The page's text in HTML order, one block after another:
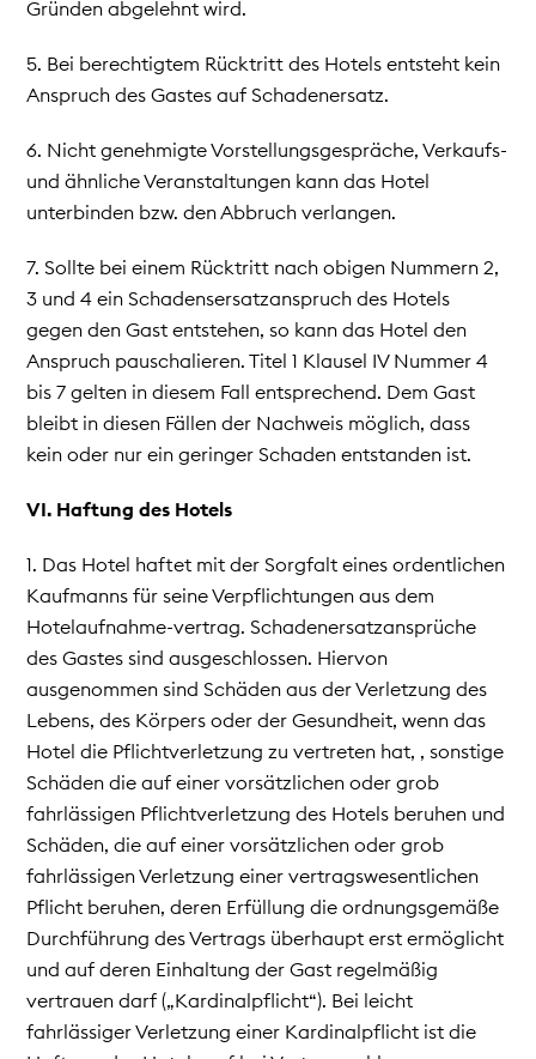
Gründen abgelehnt wird.
5. Bei berechtigtem Rücktritt des Hotels entsteht kein
Anspruch des Gastes auf Schadenersatz.
6. Nicht genehmigte Vorstellungsgespräche, Verkaufs-
und ähnliche Veranstaltungen kann das Hotel
unterbinden bzw. den Abbruch verlangen.
7. Sollte bei einem Rücktritt nach obigen Nummern 2,
3 und 4 ein Schadensersatzanspruch des Hotels
gegen den Gast entstehen, so kann das Hotel den
Anspruch pauschalieren. Titel 1 Klausel IV Nummer 4
bis 7 gelten in diesem Fall entsprechend. Dem Gast
bleibt in diesen Fällen der Nachweis möglich, dass
kein oder nur ein geringer Schaden entstanden ist.
VI. Haftung des Hotels
1. Das Hotel haftet mit der Sorgfalt eines ordentlichen
Kaufmanns für seine Verpflichtungen aus dem
Hotelaufnahme-vertrag. Schadenersatzansprüche
des Gastes sind ausgeschlossen. Hiervon
ausgenommen sind Schäden aus der Verletzung des
Lebens, des Körpers oder der Gesundheit, wenn das
Hotel die Pflichtverletzung zu vertreten hat, , sonstige
Schäden die auf einer vorsätzlichen oder grob
fahrlässigen Pflichtverletzung des Hotels beruhen und
Schäden, die auf einer vorsätzlichen oder grob
fahrlässigen Verletzung einer vertragswesentlichen
Pflicht beruhen, deren Erfüllung die ordnungsgemäße
Durchführung des Vertrags überhaupt erst ermöglicht
und auf deren Einhaltung der Gast regelmäßig
vertrauen darf („Kardinalpflicht“). Bei leicht
fahrlässiger Verletzung einer Kardinalpflicht ist die